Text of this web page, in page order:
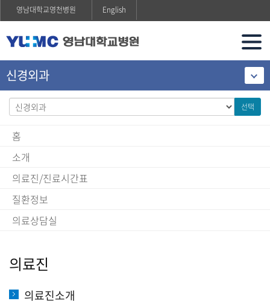
영남대학교영천병원 English
신경외과
선택
홈
소개
의료진/진료시간표
질환정보
의료상담실
의료진
의료진소개